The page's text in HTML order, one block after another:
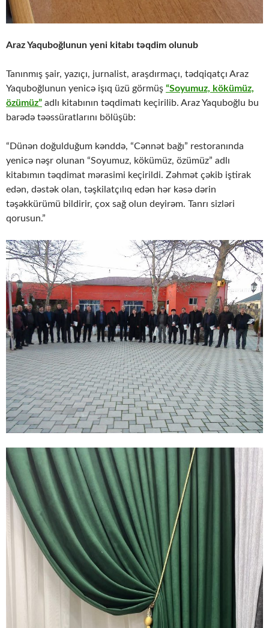
Araz Yaquboğlunun yeni kitabı təqdim olunub
Tanınmış şair, yazıçı, jurnalist, araşdırmaçı, tədqiqatçı Araz
Yaquboğlunun yenicə işıq üzü görmüş “Soyumuz, kökümüz,
özümüz” adlı kitabının təqdimatı keçirilib. Araz Yaquboğlu bu
barədə təəssüratlarını bölüşüb:
“Dünən doğulduğum kənddə, “Cənnət bağı” restoranında
yenicə nəşr olunan “Soyumuz, kökümüz, özümüz” adlı
kitabımın təqdimat mərasimi keçirildi. Zəhmət çəkib iştirak
edən, dəstək olan, təşkilatçılıq edən hər kəsə dərin
təşəkkürümü bildirir, çox sağ olun deyirəm. Tanrı sizləri
qorusun.”